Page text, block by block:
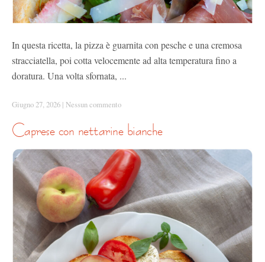
In questa ricetta, la pizza è guarnita con pesche e una cremosa
stracciatella, poi cotta velocemente ad alta temperatura fino a
doratura. Una volta sfornata, ...
Giugno 27, 2026 | Nessun commento
caprese con nettarine bianche